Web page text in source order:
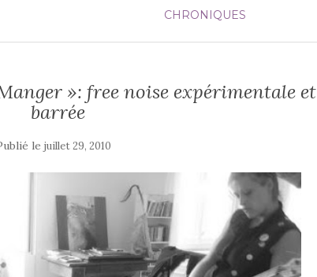
CHRONIQUES
»: free noise expérimentale et
barrée
lejuillet 29, 2010